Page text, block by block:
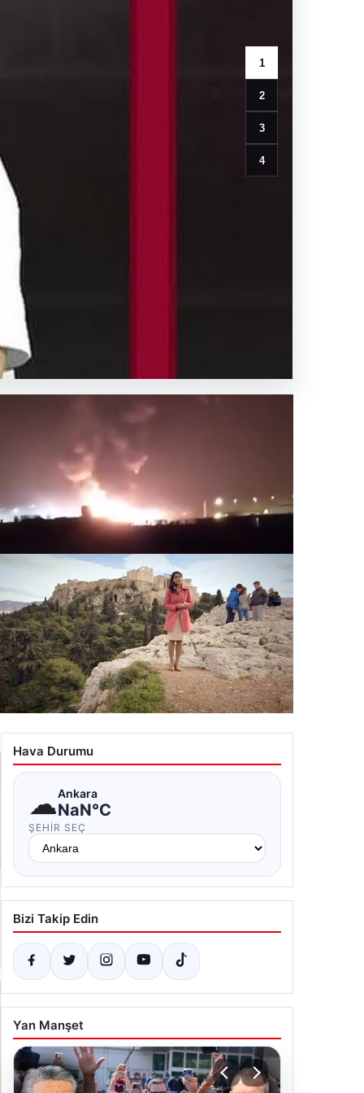
1
2
3
4
gaz sahasına SİHA saldırısı düzenlendi
03:53
ekonomisinde neler oluyor? | euronews
19:52
Hava Durumu
☁Ankara
NaN°C
ŞEHIR SEÇ
Bizi Takip Edin
Yan Manşet